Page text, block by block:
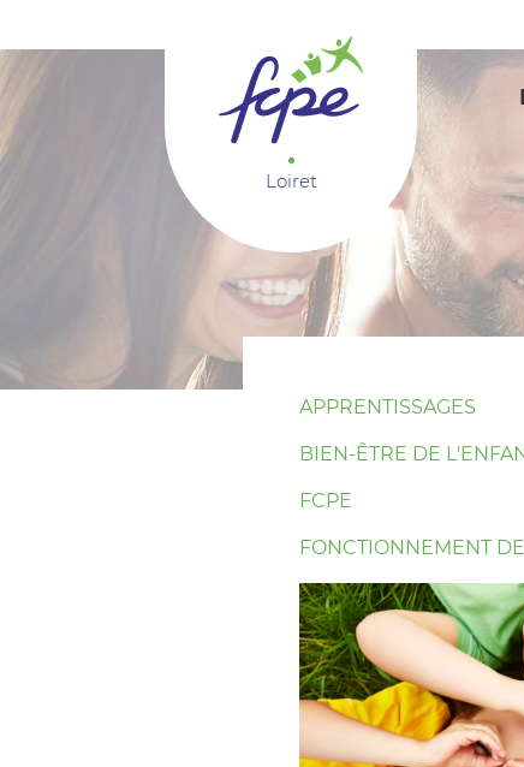
Loiret
APPRENTISSAGES
BIEN-ÊTRE DE
FCPE
FONCTIONNEMENT